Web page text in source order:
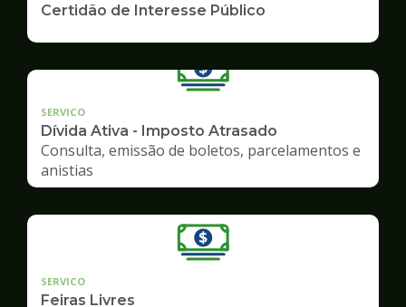
Certidão de Interesse Público
SERVICO
Dívida Ativa - Imposto Atrasado
Consulta, emissão de boletos, parcelamentos e
anistias
SERVICO
Feiras Livres